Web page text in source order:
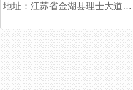
地址：江苏省金湖县理士大道61号